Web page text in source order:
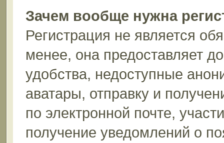
Зачем вообще нужна
Регистрация не является
менее, она предоставляет
удобства, недоступные
аватары, отправку и
по электронной почте,
получение уведомлений о